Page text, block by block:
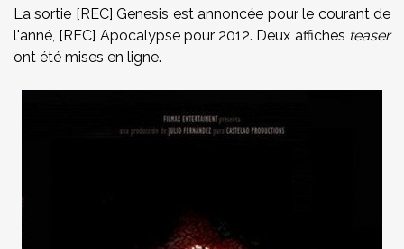
La sortie [REC] Genesis est annoncée pour le courant de
l'anné, [REC] Apocalypse pour 2012. Deux affiches teaser
ont été mises en ligne.